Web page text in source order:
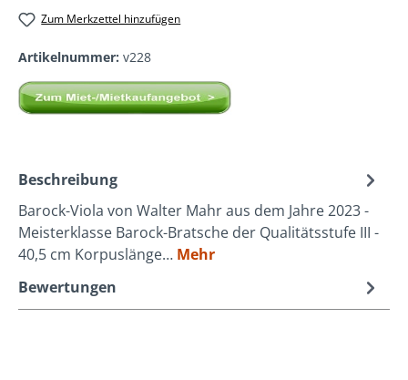
Zum Merkzettel hinzufügen
Artikelnummer: v228
Beschreibung
Barock-Viola von Walter Mahr aus dem Jahre 2023 -
Meisterklasse Barock-Bratsche der Qualitätsstufe III -
40,5 cm Korpuslänge… Mehr
Bewertungen